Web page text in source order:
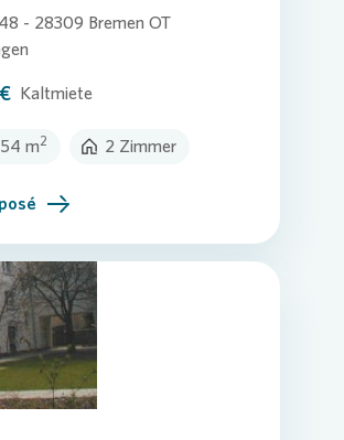
- 28309 Bremen OT
Kaltmiete
m2 2 Zimmer